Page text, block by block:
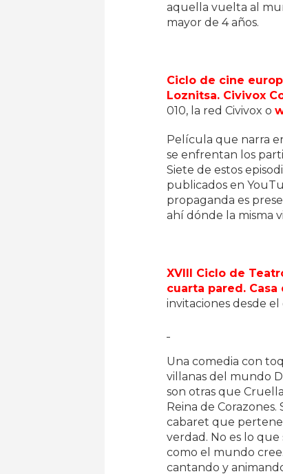
aquella vuelta al
mayor de 4 años.
Ciclo de cine
Loznitsa. Civivox
010, la red Civivox o
Película que narra
se enfrentan los
Siete de estos
publicados en
propaganda es
ahí dónde la misma
XVIII Ciclo de
cuarta pared. Casa
invitaciones desde
Una comedia con
villanas del mundo
son otras que
Reina de
cabaret que
verdad. No es lo
como el mundo
cantando y